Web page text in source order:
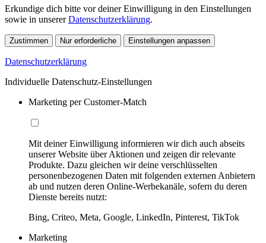
Erkundige dich bitte vor deiner Einwilligung in den Einstellungen
sowie in unsererDatenschutzerklärung.
Zustimmen Nur erforderliche Einstellungen anpassen
Datenschutzerklärung
Individuelle Datenschutz-Einstellungen
Marketing per Customer-Match
Mit deiner Einwilligung informieren wir dich auch abseits
unserer Website über Aktionen und zeigen dir relevante
Produkte. Dazu gleichen wir deine verschlüsselten
personenbezogenen Daten mit folgenden externen Anbietern
ab und nutzen deren Online-Werbekanäle, sofern du deren
Dienste bereits nutzt:
Bing, Criteo, Meta, Google, LinkedIn, Pinterest, TikTok
Marketing